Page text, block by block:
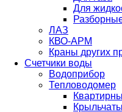
Для
ЛАЗ
КВО-АРМ
Краны других
Счетчики воды
Водоприбор
Тепловодомер